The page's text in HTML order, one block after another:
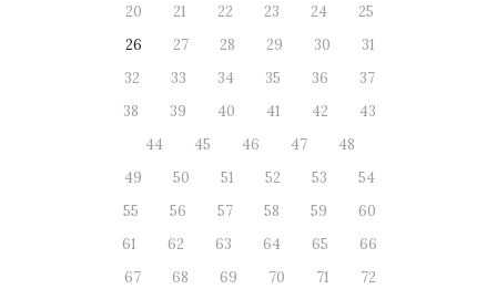
20
21 22 23 24
25
26
27 28 29 30
31
32
33 34 35 36
37
38
39 40 41 42
43
44
45 46 47
48
49
50 51 52 53
54
55
56 57 58 59
60
61
62 63 64 65
66
67
68 69 70 71
72